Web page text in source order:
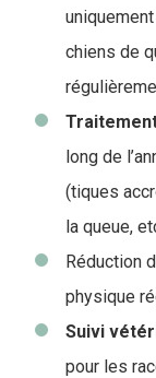
chiens de
long de
(tiques
la queue,
Réduction
physique
Suivi
pour les